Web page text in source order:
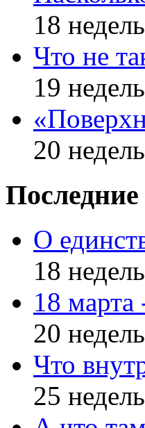
18
Что не
19
20
О
18
18
20
Что
25